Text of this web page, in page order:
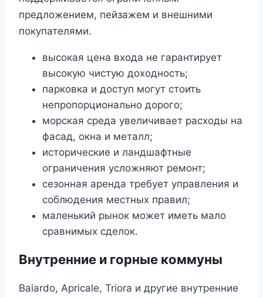
предложением, пейзажем и внешними
покупателями.
высокая цена входа не гарантирует
высокую чистую доходность;
парковка и доступ могут стоить
непропорционально дорого;
морская среда увеличивает расходы на
фасад, окна и металл;
исторические и ландшафтные
ограничения усложняют ремонт;
сезонная аренда требует управления и
соблюдения местных правил;
маленький рынок может иметь мало
сравнимых сделок.
Внутренние и горные коммуны
Baiardo, Apricale, Triora и другие внутренние